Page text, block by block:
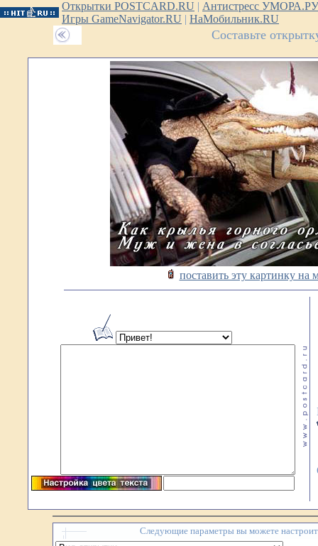
Открытки POSTCARD.RU | Антистресс УМОРА.РУ
Игры GameNavigator.RU | НаМобильник.RU
Составьте
поставить эту картинку на
Следующие параметры вы можете